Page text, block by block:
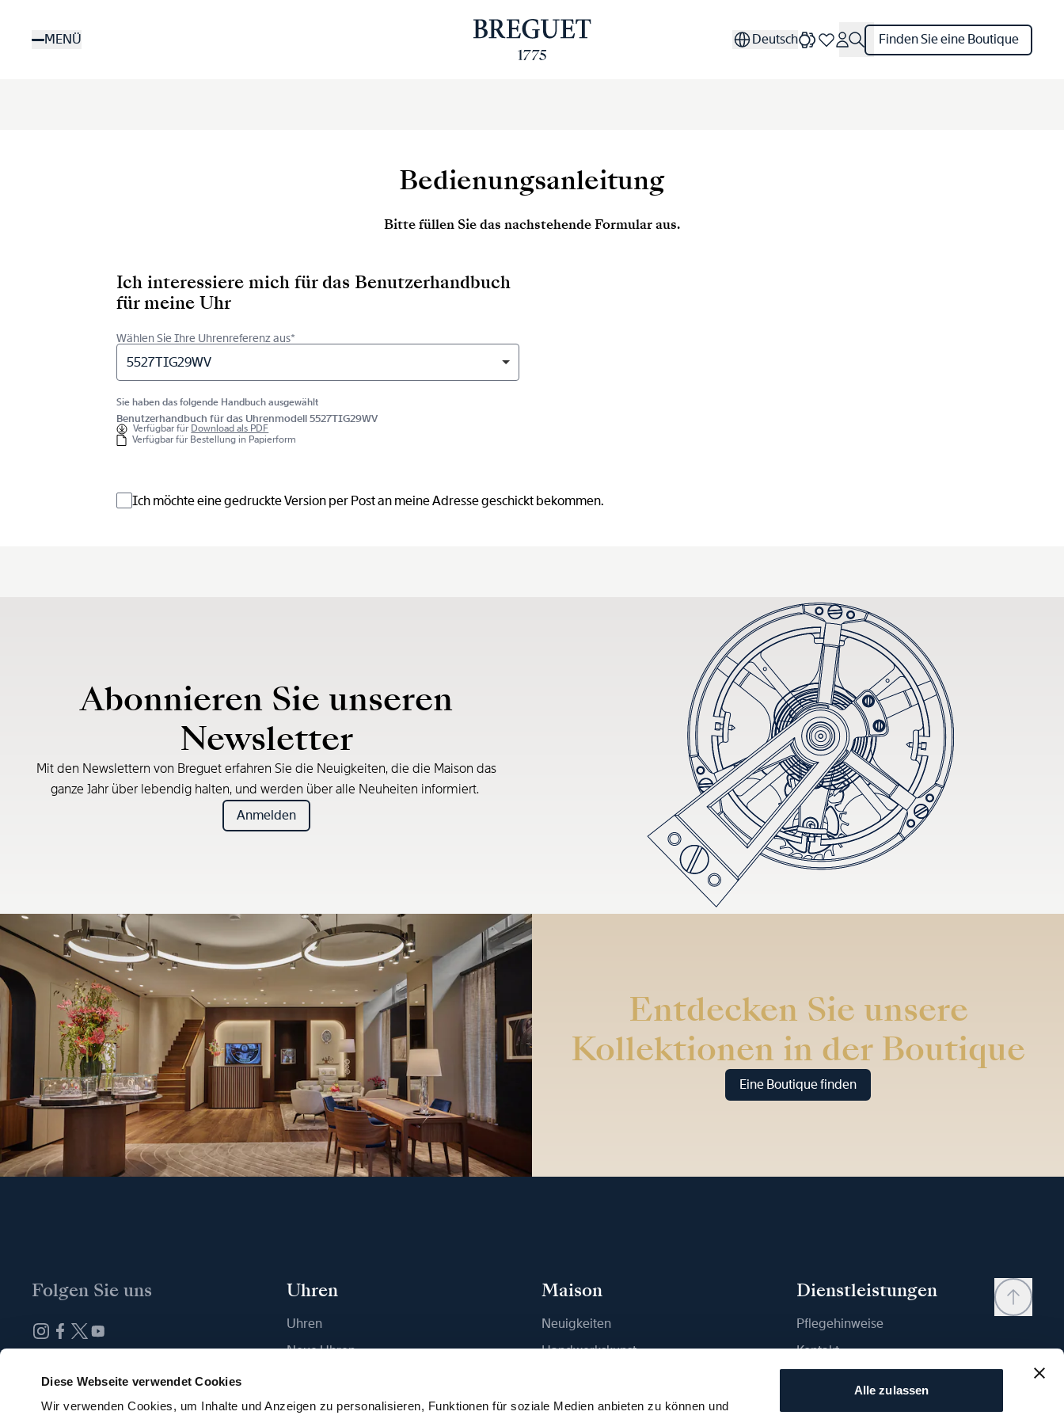
Diese Webseite verwendet Cookies
Wir verwenden Cookies, um Inhalte und Anzeigen zu personalisieren, Funktionen für soziale Medien anbieten zu können und
Alle zulassen
MENÜ Deutsch Finden Sie eine Boutique
Bedienungsanleitung
Bitte füllen Sie das nachstehende Formular aus.
Ich interessiere mich für das Benutzerhandbuch
für meine Uhr
Wählen Sie Ihre Uhrenreferenz aus*
5527TIG29WV
Sie haben das folgende Handbuch ausgewählt
Benutzerhandbuch für das Uhrenmodell 5527TIG29WV
Verfügbar für Download als PDF
Verfügbar für Bestellung in Papierform
Ich möchte eine gedruckte Version per Post an meine Adresse geschickt bekommen.
Abonnieren Sie unseren
Newsletter
Mit den Newslettern von Breguet erfahren Sie die Neuigkeiten, die die Maison das
ganze Jahr über lebendig halten, und werden über alle Neuheiten informiert.
Anmelden
Entdecken Sie unsere
Kollektionen in der Boutique
Eine Boutique finden
Folgen Sie uns Uhren
Uhren
Neue Uhren
Maison
Neuigkeiten
Handwerkskunst
Nachhaltigkeit
Dienstleistungen
Pflegehinweise
Kontakt